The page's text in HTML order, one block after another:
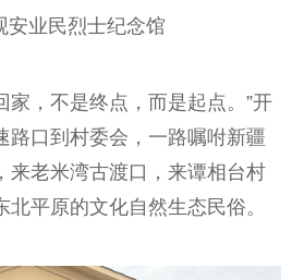
安业民烈士纪念馆
家，不是终点，而是起点。”开
路口到村委会，一路嘱咐新疆
来老米湾古渡口，来谭相台村
平原的文化自然生态民俗。